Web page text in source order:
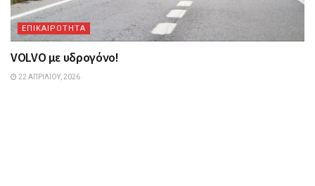
ΕΠΙΚΑΙΡΟΤΗΤΑ
VOLVO με υδρογόνο!
22 ΑΠΡΙΛΊΟΥ, 2026